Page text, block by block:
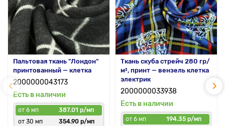
Пальтовая ткань "Лондон"
принтованный — клетка
2000000043173
Есть в наличии
от 6 мп
387.01 р/мп
от 30 мп
354.90 р/мп
Ткань скуба стрейч 280 гр/
м², принт — вензель клетка
электрик
2000000033938
Есть в наличии
от 6 мп
194.35 р/мп